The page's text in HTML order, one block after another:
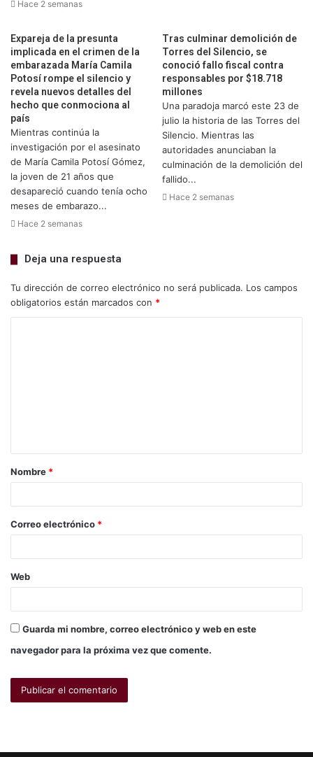
Hace 2 semanas
Expareja de la presunta
implicada en el crimen de la
embarazada María Camila
Potosí rompe el silencio y
revela nuevos detalles del
hecho que conmociona al
país
Mientras continúa la
investigación por el asesinato
de María Camila Potosí Gómez,
la joven de 21 años que
desapareció cuando tenía ocho
meses de embarazo...
Hace 2 semanas
Tras culminar demolición de
Torres del Silencio, se
conoció fallo fiscal contra
responsables por $18.718
millones
Una paradoja marcó este 23 de
julio la historia de las Torres del
Silencio. Mientras las
autoridades anunciaban la
culminación de la demolición del
fallido...
Hace 2 semanas
Deja una respuesta
Tu dirección de correo electrónico no será publicada. Los campos
obligatorios están marcados con *
Nombre *
Correo electrónico *
Web
Guarda mi nombre, correo electrónico y web en este
navegador para la próxima vez que comente.